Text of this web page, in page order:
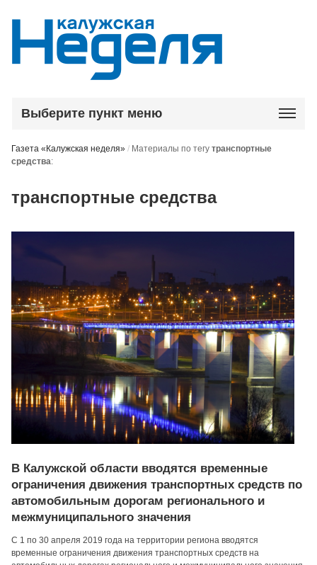
Выберите пункт меню
Газета «Калужская неделя» / Материалы по тегутранспортные
средства:
транспортные средства
В Калужской области вводятся временные
ограничения движения транспортных средств по
автомобильным дорогам регионального и
межмуниципального значения
С 1 по 30 апреля 2019 года на территории региона вводятся
временные ограничения движения транспортных средств на